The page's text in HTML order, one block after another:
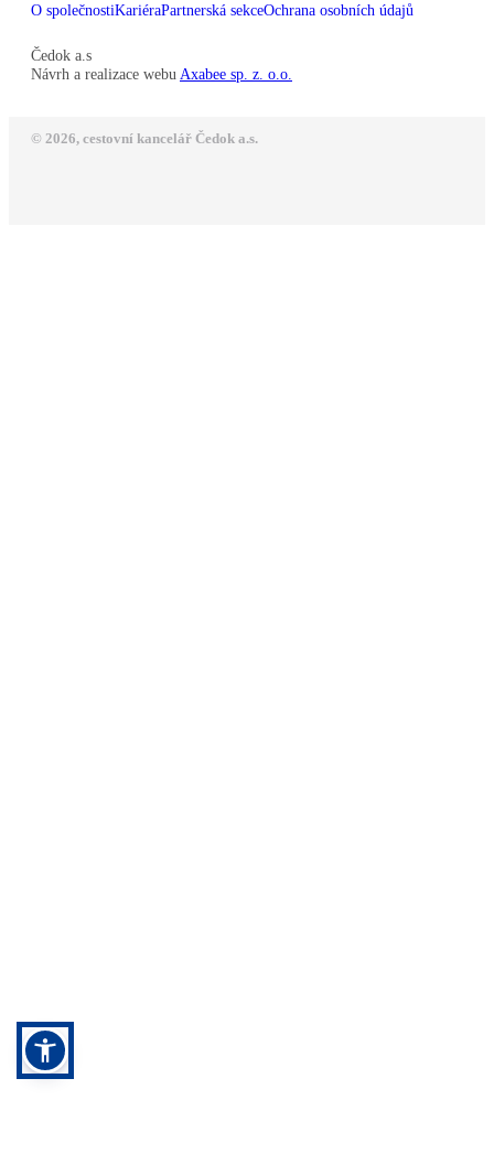
O společnostiKariéraPartnerská sekceOchrana osobních údajů
Čedok a.s
Návrh a realizace webu Axabee sp. z. o.o.
© 2026, cestovní kancelář Čedok a.s.